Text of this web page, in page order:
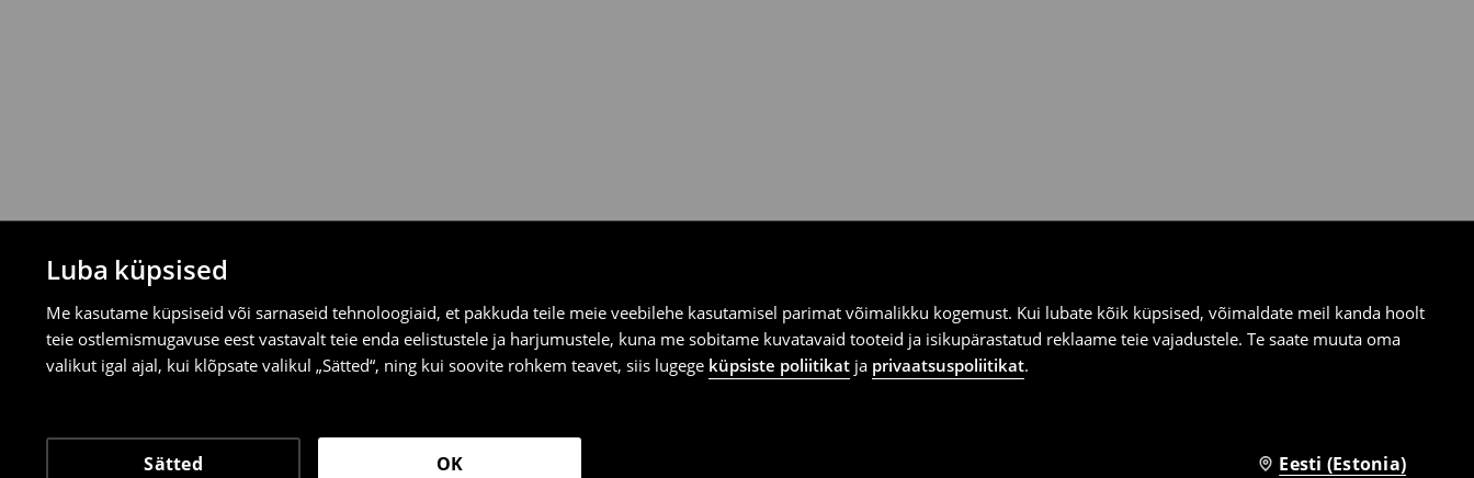
Luba küpsised
Me kasutame küpsiseid või sarnaseid tehnoloogiaid, et pakkuda teile meie veebilehe kasutamisel parimat võimalikku kogemust. Kui lubate kõik küpsised, võimaldate meil kanda hoolt
teie ostlemismugavuse eest vastavalt teie enda eelistustele ja harjumustele, kuna me sobitame kuvatavaid tooteid ja isikupärastatud reklaame teie vajadustele. Te saate muuta oma
valikut igal ajal, kui klõpsate valikul „Sätted“, ning kui soovite rohkem teavet, siis lugege küpsiste poliitikat ja privaatsuspoliitikat.
Sätted OK Eesti (Estonia)